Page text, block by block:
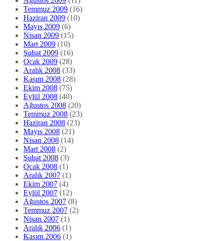
Temmuz 2009 (16)
Haziran 2009 (10)
Mayıs 2009 (6)
Nisan 2009 (15)
Mart 2009 (10)
Şubat 2009 (16)
Ocak 2009 (28)
Aralık 2008 (33)
Kasım 2008 (28)
Ekim 2008 (75)
Eylül 2008 (40)
Ağustos 2008 (20)
Temmuz 2008 (23)
Haziran 2008 (23)
Mayıs 2008 (21)
Nisan 2008 (14)
Mart 2008 (2)
Şubat 2008 (3)
Ocak 2008 (1)
Aralık 2007 (1)
Ekim 2007 (4)
Eylül 2007 (12)
Ağustos 2007 (8)
Temmuz 2007 (2)
Nisan 2007 (1)
Aralık 2006 (1)
Kasım 2006 (1)